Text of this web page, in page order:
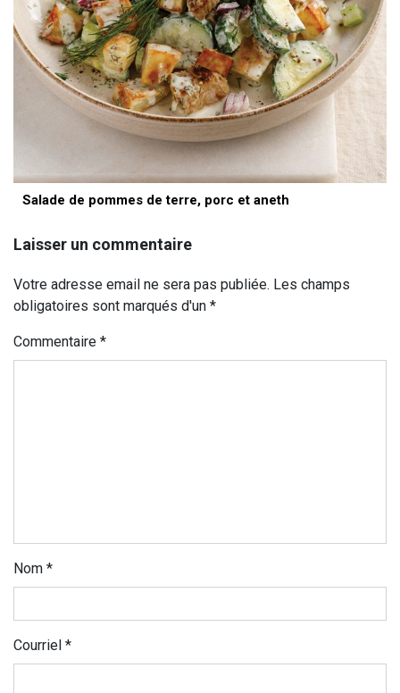
Salade de pommes de terre, porc et aneth
Laisser un commentaire
Votre adresse email ne sera pas publiée. Les champs
obligatoires sont marqués d'un *
Commentaire *
Nom *
Courriel *